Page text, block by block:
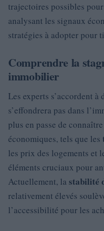
trajectoires possibles
analysant les signaux
stratégies à adopter pour
Comprendre la
immobilier
Les experts s’accordent
s’effondrera pas dans
plus en passe de
économiques, tels que les
les prix des logements et
éléments cruciaux pour
Actuellement, la stabilité
relativement élevés
l’accessibilité pour les